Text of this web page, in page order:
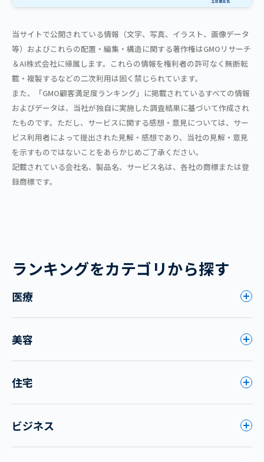
当サイトで公開されている情報（文字、写真、イラスト、画像データ
等）およびこれらの配置・編集・構造に関する著作権はGMOリサーチ
＆AI株式会社に帰属します。これらの情報を権利者の許可なく無断転
載・複製するなどの二次利用は固く禁じられています。
また、「GMO顧客満足度ランキング」に掲載されているすべての情報
およびデータは、当社が独自に実施した調査結果に基づいて作成され
たものです。ただし、サービスに関する感想・意見については、サー
ビス利用者によって提出された見解・感想であり、当社の見解・意見
を示すものではないことをあらかじめご了承ください。
記載されている会社名、製品名、サービス名は、各社の商標または登
録商標です。
ランキングをカテゴリから探す
医療
美容
住宅
ビジネス